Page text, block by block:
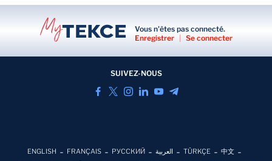
Vous n'êtes pas connecté.
Enregistrer
Se connecter
SUIVEZ-NOUS
ENGLISH FRANÇAIS РУССКИЙ العربية TÜRKÇE
中文